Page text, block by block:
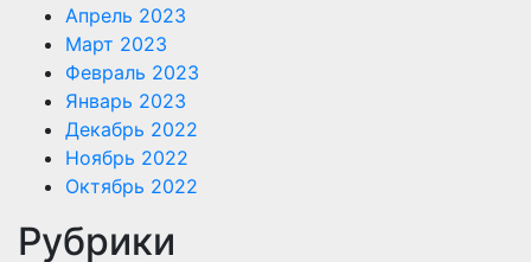
Апрель 2023
Март 2023
Февраль 2023
Январь 2023
Декабрь 2022
Ноябрь 2022
Октябрь 2022
Рубрики